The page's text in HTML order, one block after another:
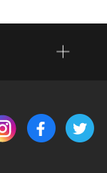
(새 창 열림)(새 창 열림)(새 창